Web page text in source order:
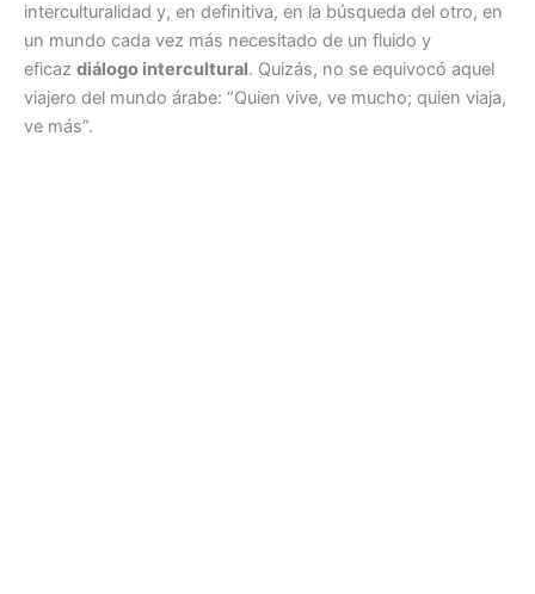
interculturalidad y, en definitiva, en la búsqueda del otro, en
un mundo cada vez más necesitado de un fluido y
eficaz diálogo intercultural. Quizás, no se equivocó aquel
viajero del mundo árabe: “Quien vive, ve mucho; quien viaja,
ve más”.